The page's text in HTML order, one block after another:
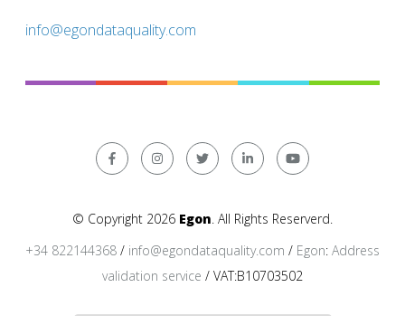
info@egondataquality.com
© Copyright 2026 Egon. All Rights Reserverd.
+34 822144368 / info@egondataquality.com / Egon: Address
validation service / VAT:B10703502